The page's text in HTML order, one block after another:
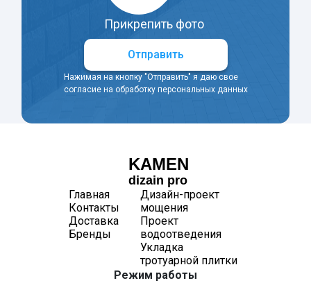
Прикрепить фото
Отправить
Нажимая на кнопку "Отправить" я даю свое
согласие на обработку персональных данных
KAMEN
dizain pro
Главная
Контакты
Доставка
Бренды
Дизайн-проект
мощения
Проект
водоотведения
Укладка
тротуарной плитки
Режим работы